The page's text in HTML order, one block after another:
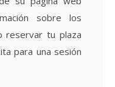
sobre los
reservar tu plaza
para una sesión